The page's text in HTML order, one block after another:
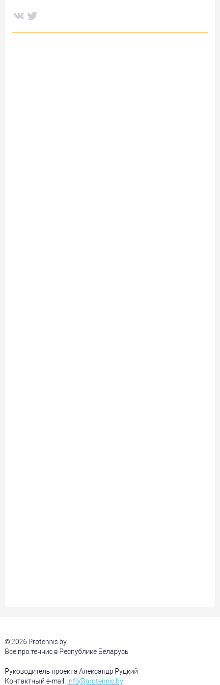
© 2026 Protennis.by
Все про теннис в Республике Беларусь
Руководитель проекта Александр Руцкий
Контактный e-mail: info@protennis.by